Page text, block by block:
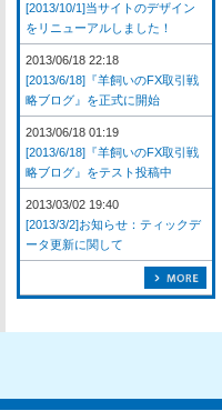
[2013/10/1]当サイトのデザイン
をリニューアルしました！
2013/06/18 22:18
[2013/6/18]『羊飼いのFX取引戦
略ブログ』を正式に開始
2013/06/18 01:19
[2013/6/18]『羊飼いのFX取引戦
略ブログ』をテスト投稿中
2013/03/02 19:40
[2013/3/2]お知らせ：ティックデ
ータ更新に関して